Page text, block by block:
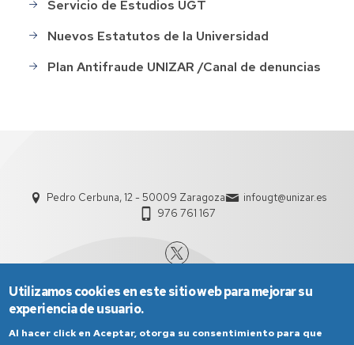
Servicio de Estudios UGT
Nuevos Estatutos de la Universidad
Plan Antifraude UNIZAR /Canal de denuncias
Pedro Cerbuna, 12 - 50009 Zaragoza
infougt@unizar.es
976 761 167
Utilizamos cookies en este sitio web para mejorar su
experiencia de usuario.
Al hacer click en Aceptar, otorga su consentimiento para que